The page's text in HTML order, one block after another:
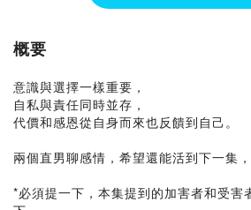
概要
意識與選擇一樣重要，
自私與責任同時並存，
代價和感恩從自身而來也反饋到自己。
兩個直男聊感情，希望還能活到下一集
*必須提一下，本集提到的加害者和受害